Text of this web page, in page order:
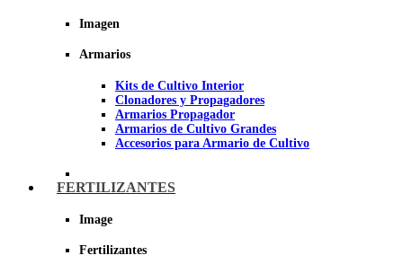
Papel Reflectante para cultivo de
Imagen
Armarios
Kits de Cultivo Interior
Clonadores y Propagadores
Armarios Propagador
Armarios de Cultivo Grandes
Accesorios para Armario de Cultivo
FERTILIZANTES
Image
Fertilizantes